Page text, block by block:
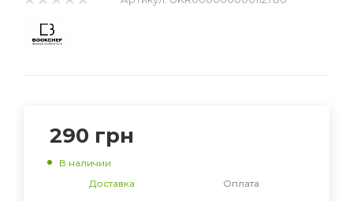
290 грн
В наличии
Доставка
Оплата